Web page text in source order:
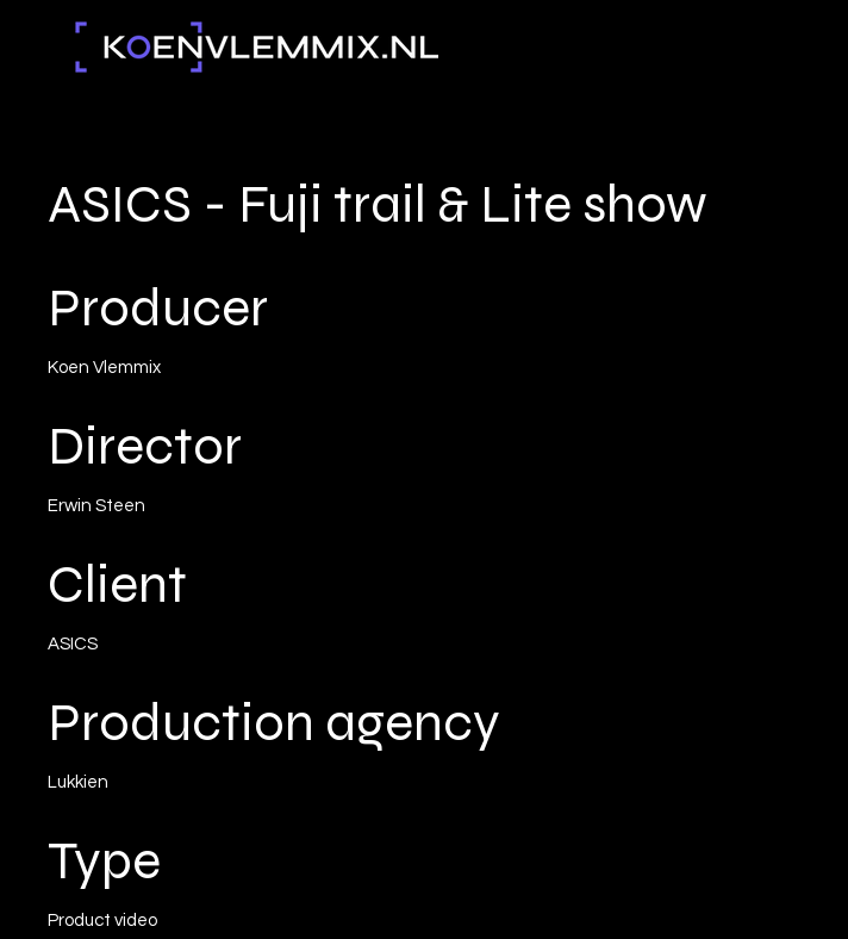
ASICS - Fuji trail & Lite show
Producer
Koen Vlemmix
Director
Erwin Steen
Client
ASICS
Production agency
Lukkien
Type
Product video